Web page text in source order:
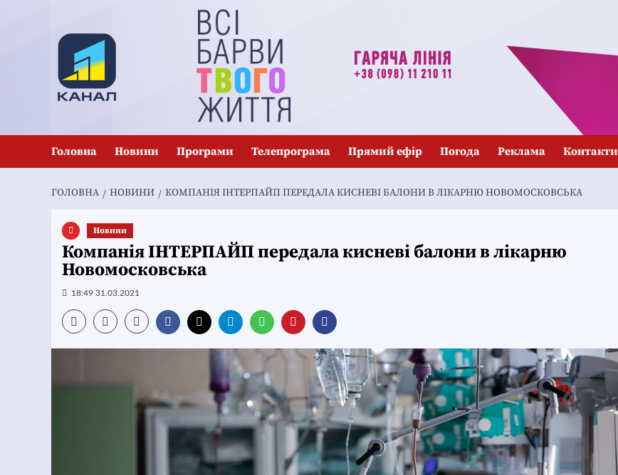
Головна Новини Програми Телепрограма Прямий ефір Погода Реклама Контакти
ГОЛОВНА НОВИНИ КОМПАНІЯ ІНТЕРПАЙП ПЕРЕДАЛА КИСНЕВІ БАЛОНИ В ЛІКАРНЮ НОВОМОСКОВСЬКА
Новини
Компанія ІНТЕРПАЙП передала кисневі балони в лікарню
Новомосковська
18:49 31.03.2021